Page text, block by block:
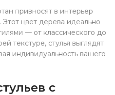
привносят в интерьер
Этот цвет дерева идеально
— от классического до
текстуре, стулья выглядят
индивидуальность вашего
с